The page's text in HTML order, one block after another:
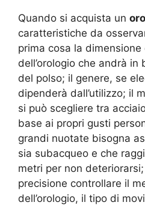
Quando si acquista un
caratteristiche da
prima cosa la dimensione
dell’orologio che andrà in
del polso; il genere, se
dipenderà dall’utilizzo; il
si può scegliere tra
base ai propri gusti
grandi nuotate bisogna
sia subacqueo e che
metri per non
precisione controllare il
dell’orologio, il tipo di